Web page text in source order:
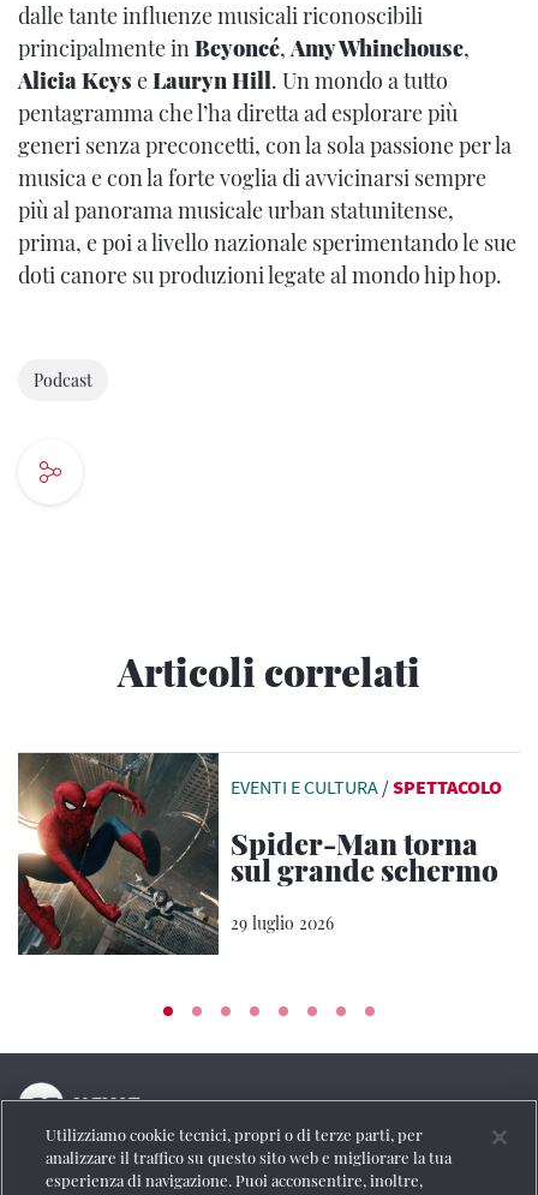
dalle tante influenze musicali riconoscibili
principalmente inBeyoncé,Amy Whinehouse,
Alicia Keys eLauryn Hill. Un mondo a tutto
pentagramma che l’ha diretta ad esplorare più
generi senza preconcetti, con la sola passione per la
musica e con la forte voglia di avvicinarsi sempre
più al panorama musicale urban statunitense,
prima, e poi a livello nazionale sperimentando le sue
doti canore su produzioni legate al mondo hip hop.
Podcast
Articoli correlati
EVENTI E CULTURA /SPETTACOLO
Spider-Man torna
sul grande schermo
29 luglio 2026
La testata online del Gruppo FS Italiane
Utilizziamo cookie tecnici, propri o di terze parti, per
analizzare il traffico su questo sito web e migliorare la tua
esperienza di navigazione. Puoi acconsentire, inoltre,